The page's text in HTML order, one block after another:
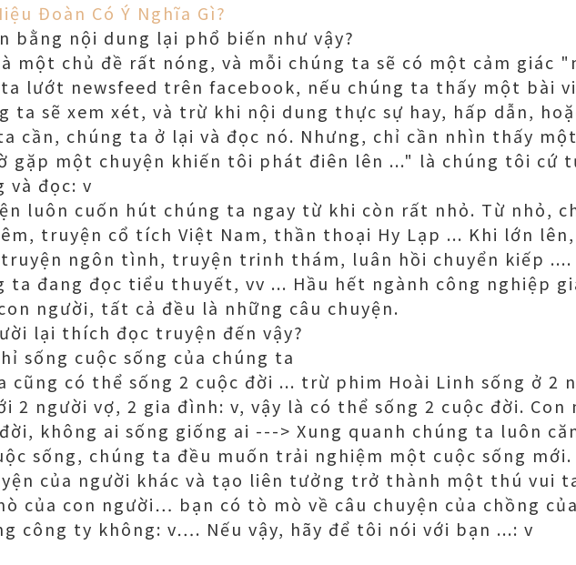
Đoàn Có Ý Nghĩa Gì?
bằng nội dung lại phổ biến như vậy?
một chủ đề rất nóng, và mỗi chúng ta sẽ có một cảm giác
lướt newsfeed trên facebook, nếu chúng ta thấy một bài
ta sẽ xem xét, và trừ khi nội dung thực sự hay, hấp dẫn,
cần, chúng ta ở lại và đọc nó. Nhưng, chỉ cần nhìn thấy
gặp một chuyện khiến tôi phát điên lên ..." là chúng tôi cứ
và đọc: v
luôn cuốn hút chúng ta ngay từ khi còn rất nhỏ. Từ nhỏ,
truyện cổ tích Việt Nam, thần thoại Hy Lạp ... Khi lớn lên,
ngôn tình, truyện trinh thám, luân hồi chuyển kiếp ....
ta đang đọc tiểu thuyết, vv ... Hầu hết ngành công nghiệp
người, tất cả đều là những câu chuyện.
lại thích đọc truyện đến vậy?
sống cuộc sống của chúng ta
cũng có thể sống 2 cuộc đời ... trừ phim Hoài Linh sống ở 2
2 người vợ, 2 gia đình: v, vậy là có thể sống 2 cuộc đời. Con
không ai sống giống ai ---> Xung quanh chúng ta luôn
sống, chúng ta đều muốn trải nghiệm một cuộc sống mới.
của người khác và tạo liên tưởng trở thành một thú vui
của con người… bạn có tò mò về câu chuyện của chồng
công ty không: v…. Nếu vậy, hãy để tôi nói với bạn ...: v